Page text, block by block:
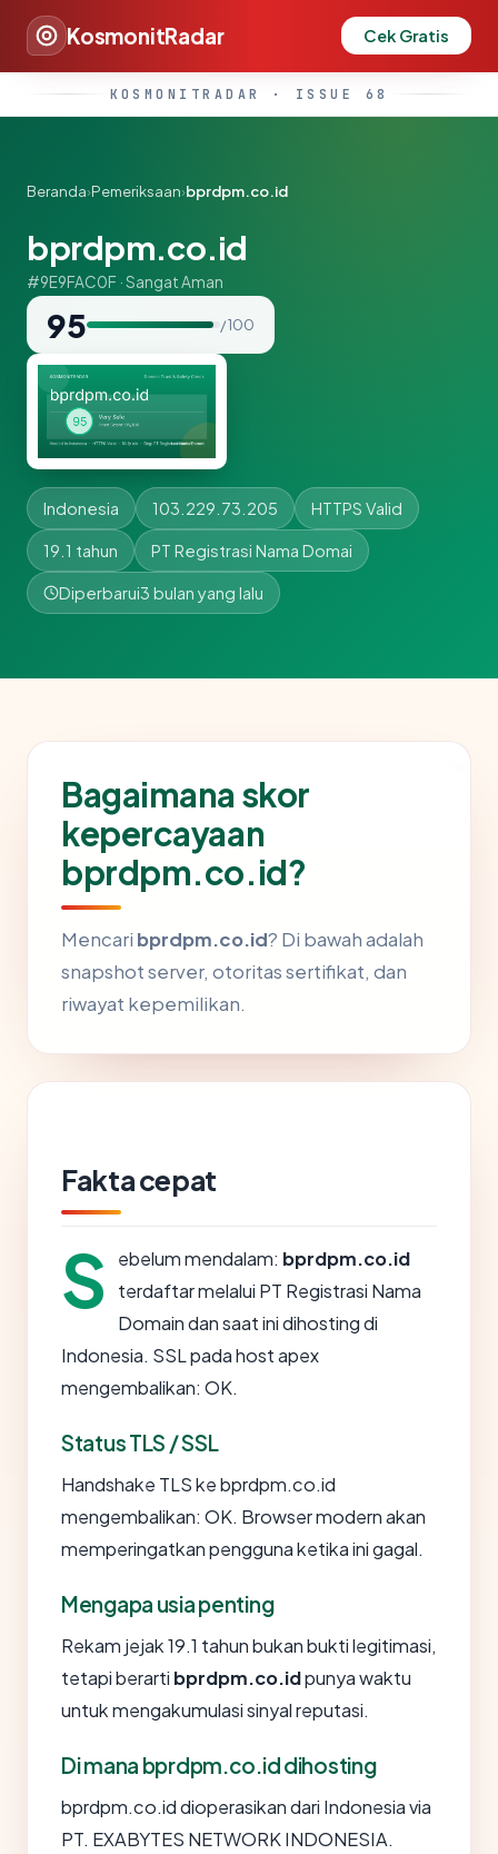
KosmonitRadar Cek Gratis
KOSMONITRADAR · ISSUE 68
Beranda›Pemeriksaan›bprdpm.co.id
bprdpm.co.id
#9E9FAC0F · Sangat Aman
95 / 100
Indonesia 103.229.73.205 HTTPS Valid
19.1 tahun PT Registrasi Nama Domai
Diperbarui3 bulan yang lalu
Bagaimana skor
kepercayaan
bprdpm.co.id?
Mencari bprdpm.co.id? Di bawah adalah
snapshot server, otoritas sertifikat, dan
riwayat kepemilikan.
Fakta cepat
S ebelum mendalam: bprdpm.co.id
terdaftar melalui PT Registrasi Nama
Domain dan saat ini dihosting di
Indonesia. SSL pada host apex
mengembalikan: OK.
Status TLS / SSL
Handshake TLS ke bprdpm.co.id
mengembalikan: OK. Browser modern akan
memperingatkan pengguna ketika ini gagal.
Mengapa usia penting
Rekam jejak 19.1 tahun bukan bukti legitimasi,
tetapi berarti bprdpm.co.idpunya waktu
untuk mengakumulasi sinyal reputasi.
Di mana bprdpm.co.id dihosting
bprdpm.co.id dioperasikan dari Indonesia via
PT. EXABYTES NETWORK INDONESIA.